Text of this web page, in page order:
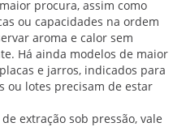
procura, assim como
ou capacidades na ordem
aroma e calor sem
Há ainda modelos de maior
e jarros, indicados para
ou lotes precisam de estar
extração sob pressão, vale